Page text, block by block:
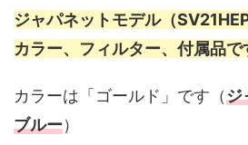
ジャパネットモデル（
カラー、フィルター、付属品で
カラーは「ゴールド」です（ジ
ブルー）